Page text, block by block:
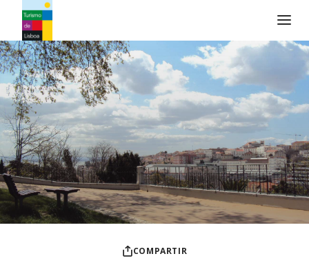
Logo de Turismo de Lisboa
COMPARTIR